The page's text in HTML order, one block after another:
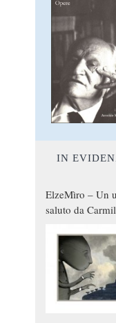
IN
ElzeMìro – Un
saluto da
qualche modo
donne